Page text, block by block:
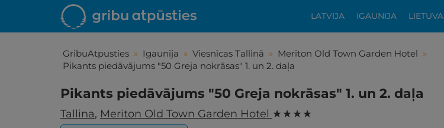
LATVIJA IGAUNIJA LIETUVA
GribuAtpusties » Igaunija » Viesnīcas Tallinā » Meriton Old Town Garden Hotel »
Pikants piedāvājums "50 Greja nokrāsas" 1. un 2. daļa
Pikants piedāvājums "50 Greja nokrāsas" 1. un 2. daļa
Tallina, Meriton Old Town Garden Hotel ★ ★ ★ ★